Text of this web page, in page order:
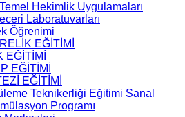
Hekimlik Uygulamaları
Laboratuvarları
Öğrenimi
EĞİTİMİ
EĞİTİMİ
EĞİTİMİ
EĞİTİMİ
Teknikerliği Eğitimi Sanal
Programı